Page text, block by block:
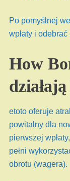
Po pomyślnej
wpłaty i
How
etoto oferuje
powitalny dla
pierwszej
pełni
obrotu (wagera).